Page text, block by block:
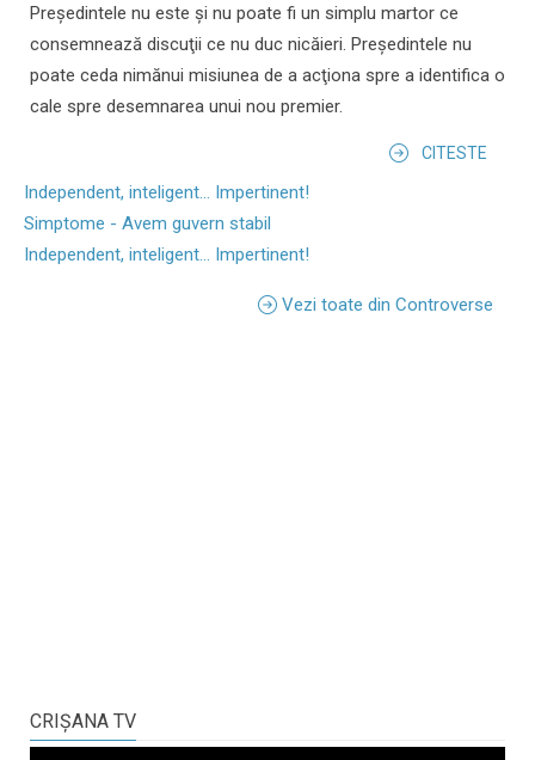
Preşedintele nu este şi nu poate fi un simplu martor ce
consemnează discuţii ce nu duc nicăieri. Preşedintele nu
poate ceda nimănui misiunea de a acţiona spre a identifica o
cale spre desemnarea unui nou premier.
CITESTE
Independent, inteligent... Impertinent!
Simptome - Avem guvern stabil
Independent, inteligent... Impertinent!
Vezi toate din Controverse
CRIŞANA TV